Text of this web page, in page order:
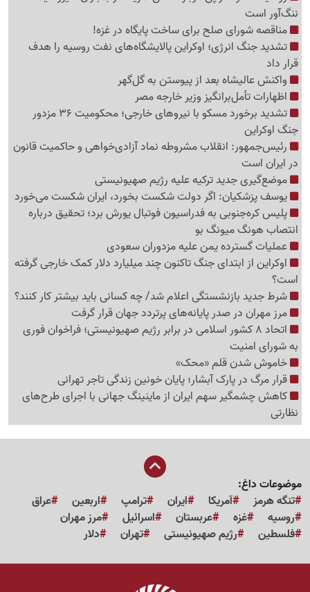
ننگ‌آور است
مناقصه شورای صلح برای ساخت پایگاه در غزه!
تشدید جنگ انرژی؛ اوکراین پالایشگاه‌های نفت روسیه را هدف
قرار داد
واکنش عالیشاه بعد از پیوستن به گل‌گهر
اظهارات تأمل‌برانگیز وزیر خارجه مصر
تشدید برخورد مسکو با نیروهای خارجی؛ محکومیت 36 مزدور
جنگ اوکراین
رئیس‌جمهور: انقلاب مشروطه نماد آزادی‌خواهی و حاکمیت قانون
در ایران است
موضع‌گیری جدید ترکیه علیه رژیم صهیونیستی
یوسف پزشکیان: اگر دولت شکست بخورد، ایران شکست می‌خورد
پلیس کره‌جنوبی به فدراسیون فوتبال یورش برد؛ تحقیق درباره
انتصاب هونگ میونگ بو
عملیات گسترده یمن علیه مزدوران سعودی
اوکراین از ابتدای جنگ تاکنون چند میلیارد دلار کمک خارجی گرفته
است؟
شرط جدید بازنشستگی اعلام شد/ چه کسانی باید بیشتر کار کنند؟
مرز مهران در صدر پایانه‌های پرتردد جهان قرار گرفت
اتحاد 8 کشور اسلامی در برابر رژیم صهیونیستی؛ فراخوان فوری
به شورای امنیت
خاموش شدن قلم «محک»
قرار مرگ در پارک آبشار؛ پایان خونین زندگی تاجر تهرانی
کاهش چشمگیر سهم ایران از ماینینگ جهانی با اجرای طرح‌های
نظارتی
موضوعات داغ:
تنگه هرمز
آمریکا ایران ترامپ اربعین
عراق
روسیه
غزه عربستان اسرائیل
مرز مهران
فلسطین
رژیم صهیونیستی تهران دلار